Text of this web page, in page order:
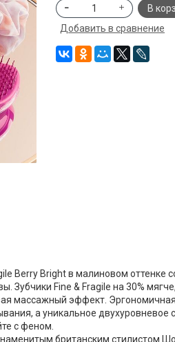
В
Добавить в сравнение
Berry Bright в малиновом
Зубчики Fine & Fragile на 30%
массажный эффект.
а уникальное двухуровневое
с феном.
британским стилистом